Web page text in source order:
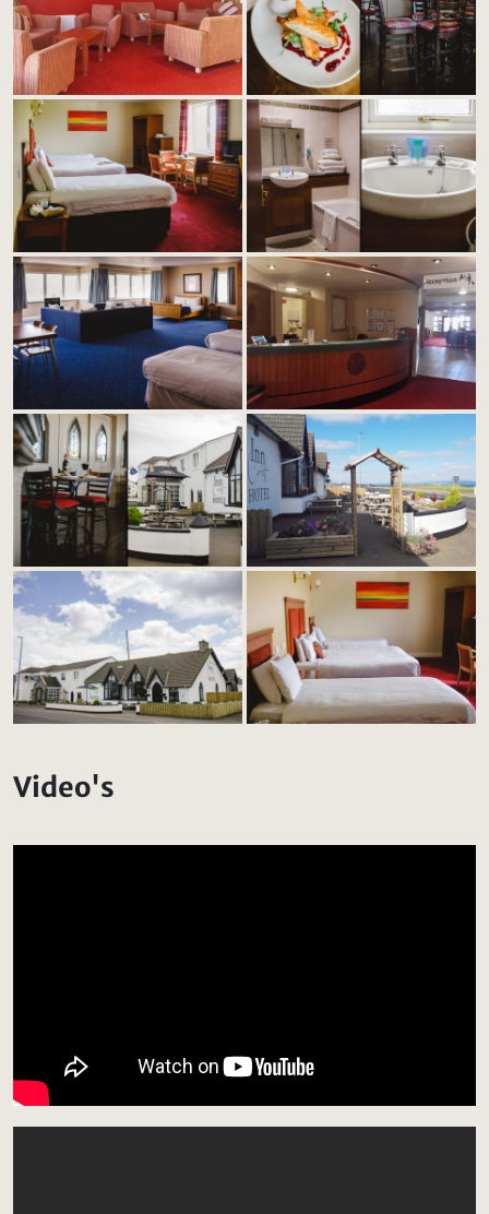
Video's